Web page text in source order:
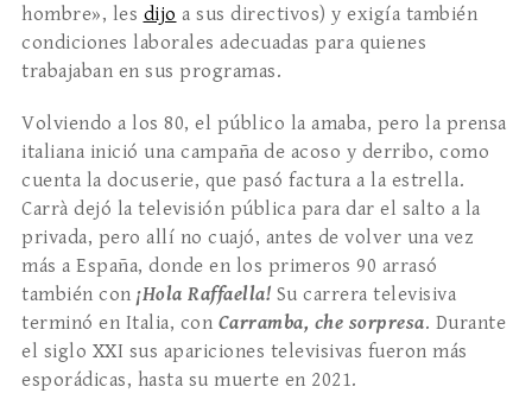
hombre», les dijo a sus directivos) y exigía también
condiciones laborales adecuadas para quienes
trabajaban en sus programas.
Volviendo a los 80, el público la amaba, pero la prensa
italiana inició una campaña de acoso y derribo, como
cuenta la docuserie, que pasó factura a la estrella.
Carrà dejó la televisión pública para dar el salto a la
privada, pero allí no cuajó, antes de volver una vez
más a España, donde en los primeros 90 arrasó
también con ¡Hola Raffaella! Su carrera televisiva
terminó en Italia, con Carramba, che sorpresa. Durante
el siglo XXI sus apariciones televisivas fueron más
esporádicas, hasta su muerte en 2021.